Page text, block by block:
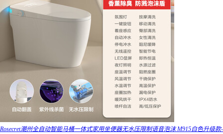
Rosecret潮州全自动智能马桶一体式家用坐便器无水压限制语音泡沫 M915白色升级款-